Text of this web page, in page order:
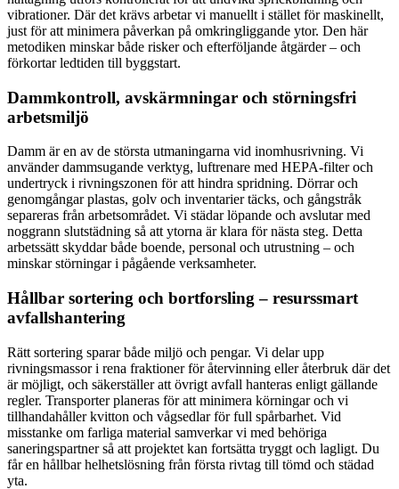
vibrationer. Där det krävs arbetar vi manuellt i stället för maskinellt,
just för att minimera påverkan på omkringliggande ytor. Den här
metodiken minskar både risker och efterföljande åtgärder – och
förkortar ledtiden till byggstart.
Dammkontroll, avskärmningar och störningsfri
arbetsmiljö
Damm är en av de största utmaningarna vid inomhusrivning. Vi
använder dammsugande verktyg, luftrenare med HEPA-filter och
undertryck i rivningszonen för att hindra spridning. Dörrar och
genomgångar plastas, golv och inventarier täcks, och gångstråk
separeras från arbetsområdet. Vi städar löpande och avslutar med
noggrann slutstädning så att ytorna är klara för nästa steg. Detta
arbetssätt skyddar både boende, personal och utrustning – och
minskar störningar i pågående verksamheter.
Hållbar sortering och bortforsling – resurssmart
avfallshantering
Rätt sortering sparar både miljö och pengar. Vi delar upp
rivningsmassor i rena fraktioner för återvinning eller återbruk där det
är möjligt, och säkerställer att övrigt avfall hanteras enligt gällande
regler. Transporter planeras för att minimera körningar och vi
tillhandahåller kvitton och vågsedlar för full spårbarhet. Vid
misstanke om farliga material samverkar vi med behöriga
saneringspartner så att projektet kan fortsätta tryggt och lagligt. Du
får en hållbar helhetslösning från första rivtag till tömd och städad
yta.